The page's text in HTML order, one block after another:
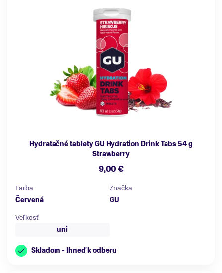
Hydratačné tablety GU Hydration Drink Tabs 54 g
Strawberry
9,00 €
Farba
Červená
Značka
GU
Veľkosť
uni
Skladom - Ihneď k odberu